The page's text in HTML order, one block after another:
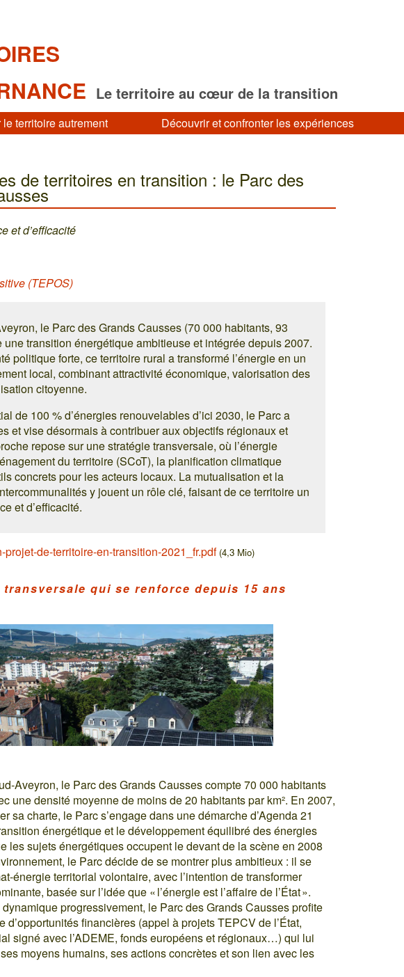
Le territoire au cœur de la transition
le territoire autrement Découvrir et confronter les expériences
de territoires en transition : le Parc des
et d’efficacité
(TEPOS)
le Parc des Grands Causses (70 000 habitants, 93
une transition énergétique ambitieuse et intégrée depuis 2007.
politique forte, ce territoire rural a transformé l’énergie en un
local, combinant attractivité économique, valorisation des
citoyenne.
de 100 % d’énergies renouvelables d’ici 2030, le Parc a
et vise désormais à contribuer aux objectifs régionaux et
repose sur une stratégie transversale, où l’énergie
du territoire (SCoT), la planification climatique
concrets pour les acteurs locaux. La mutualisation et la
y jouent un rôle clé, faisant de ce territoire un
et d’efficacité.
projet-de-territoire-en-transition-2021_fr.pdf (4,3 Mio)
transversale qui se renforce depuis 15 ans
Aveyron, le Parc des Grands Causses compte 70 000 habitants
une densité moyenne de moins de 20 habitants par km². En 2007,
sa charte, le Parc s’engage dans une démarche d’Agenda 21
énergétique et le développement équilibré des énergies
les sujets énergétiques occupent le devant de la scène en 2008
le Parc décide de se montrer plus ambitieux : il se
énergie territorial volontaire, avec l’intention de transformer
basée sur l’idée que « l’énergie est l’affaire de l’État ».
progressivement, le Parc des Grands Causses profite
d’opportunités financières (appel à projets TEPCV de l’État,
signé avec l’ADEME, fonds européens et régionaux…) qui lui
moyens humains, ses actions concrètes et son lien avec les